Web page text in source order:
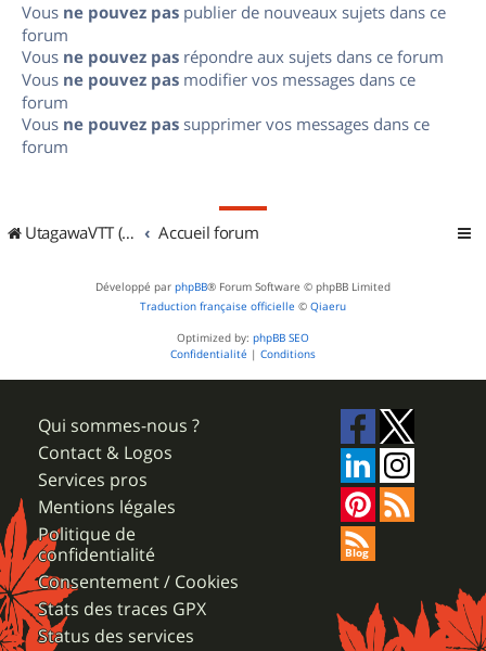
Vous ne pouvez pas publier de nouveaux sujets dans ce
forum
Vous ne pouvez pas répondre aux sujets dans ce forum
Vous ne pouvez pas modifier vos messages dans ce
forum
Vous ne pouvez pas supprimer vos messages dans ce
forum
UtagawaVTT (Randos VTT et VTTAE avec traces GPS) Accueil forum
Développé par phpBB® Forum Software © phpBB Limited
Traduction française officielle © Qiaeru
Optimized by: phpBB SEO
Confidentialité | Conditions
Qui sommes-nous ?
Contact & Logos
Services pros
Mentions légales
Politique de
confidentialité
Consentement / Cookies
Stats des traces GPX
Status des services